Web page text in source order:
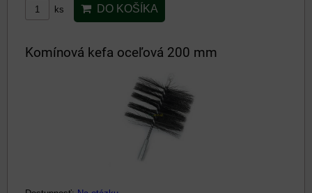
ks DO KOŠÍKA
Komínová kefa oceľová 200 mm